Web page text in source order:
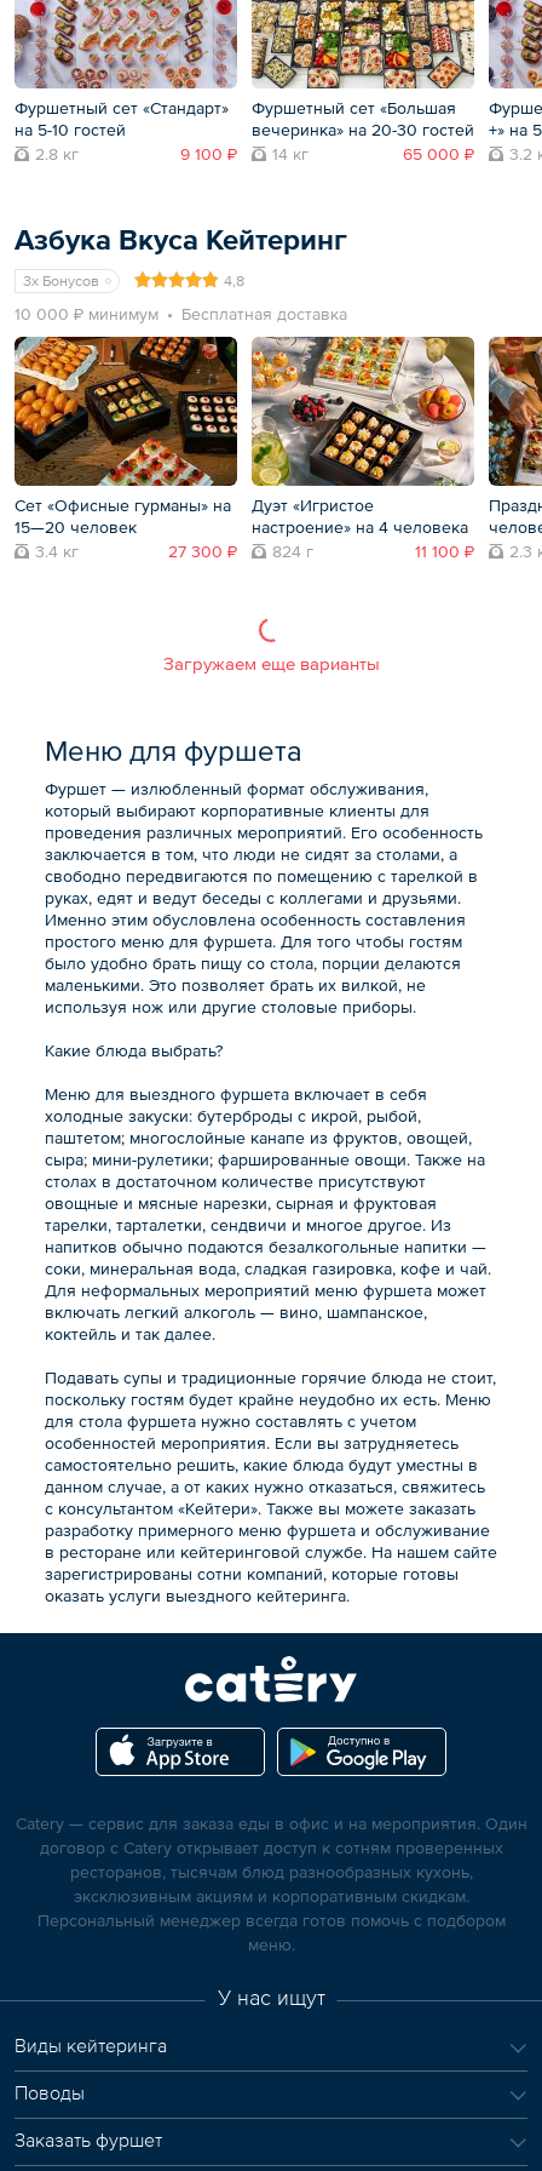
Фуршетный сет «Стандарт»
на 5-10 гостей
2.8 кг
9 100 ₽
Фуршетный сет «Большая
вечеринка» на 20-30 гостей
14 кг
65 000 ₽
+» на
3.2
Азбука Вкуса Кейтеринг
3x Бонусов 4,8
10 000 ₽ минимум Бесплатная доставка
Сет «Офисные гурманы» на
15—20 человек
3.4 кг
27 300 ₽
Дуэт «Игристое
настроение» на 4 человека
824 г
11 100 ₽
2.3
Загружаем еще варианты
Меню для фуршета
Фуршет — излюбленный формат обслуживания,
который выбирают корпоративные клиенты для
проведения различных мероприятий. Его особенность
заключается в том, что люди не сидят за столами, а
свободно передвигаются по помещению с тарелкой в
руках, едят и ведут беседы с коллегами и друзьями.
Именно этим обусловлена особенность составления
простого меню для фуршета. Для того чтобы гостям
было удобно брать пищу со стола, порции делаются
маленькими. Это позволяет брать их вилкой, не
используя нож или другие столовые приборы.
Какие блюда выбрать?
Меню для выездного фуршета включает в себя
холодные закуски: бутерброды с икрой, рыбой,
паштетом; многослойные канапе из фруктов, овощей,
сыра; мини-рулетики; фаршированные овощи. Также на
столах в достаточном количестве присутствуют
овощные и мясные нарезки, сырная и фруктовая
тарелки, тарталетки, сендвичи и многое другое. Из
напитков обычно подаются безалкогольные напитки —
соки, минеральная вода, сладкая газировка, кофе и чай.
Для неформальных мероприятий меню фуршета может
включать легкий алкоголь — вино, шампанское,
коктейль и так далее.
Подавать супы и традиционные горячие блюда не стоит,
поскольку гостям будет крайне неудобно их есть. Меню
для стола фуршета нужно составлять с учетом
особенностей мероприятия. Если вы затрудняетесь
самостоятельно решить, какие блюда будут уместны в
данном случае, а от каких нужно отказаться, свяжитесь
с консультантом «Кейтери». Также вы можете заказать
разработку примерного меню фуршета и обслуживание
в ресторане или кейтеринговой службе. На нашем сайте
зарегистрированы сотни компаний, которые готовы
оказать услуги выездного кейтеринга.
Catery — сервис для заказа еды в офис и на мероприятия. Один
договор с Catery открывает доступ к сотням проверенных
ресторанов, тысячам блюд разнообразных кухонь,
эксклюзивным акциям и корпоративным скидкам.
Персональный менеджер всегда готов помочь с подбором
меню.
У нас ищут
Виды кейтеринга
Поводы
Заказать фуршет